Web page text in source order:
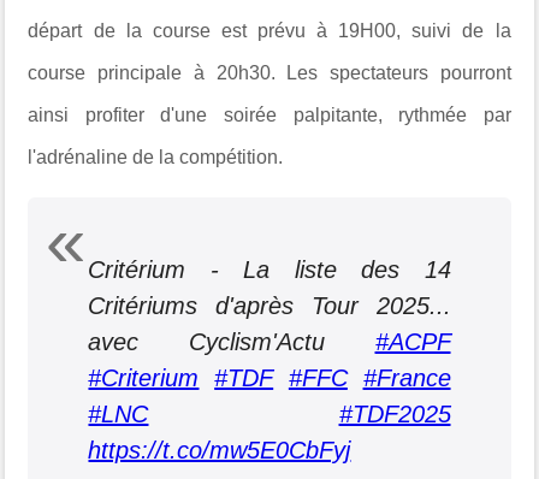
départ de la course est prévu à 19H00, suivi de la
course principale à 20h30. Les spectateurs pourront
ainsi profiter d'une soirée palpitante, rythmée par
l'adrénaline de la compétition.
Critérium - La liste des 14
Critériums d'après Tour 2025...
avec Cyclism'Actu #ACPF
#Criterium
#TDF #FFC #France
#LNC
#TDF2025
https://t.co/mw5E0CbFyj